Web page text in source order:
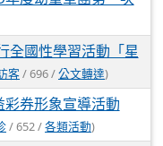
全國性學習活動「星
客/ 696 /公文轉達)
券形象宣導活動
/ 652 /各類活動)